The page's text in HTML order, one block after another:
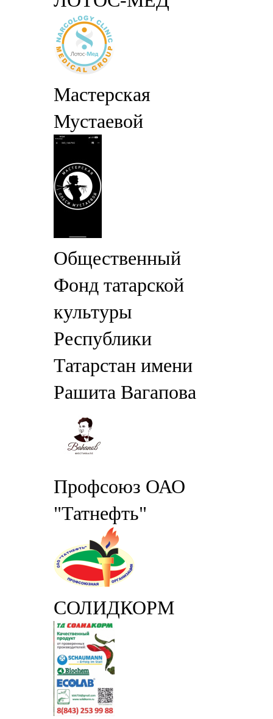
Мастерская
Мустаевой
Общественный
Фонд татарской
культуры
Республики
Татарстан имени
Рашита Вагапова
Профсоюз ОАО
"Татнефть"
СОЛИДКОРМ